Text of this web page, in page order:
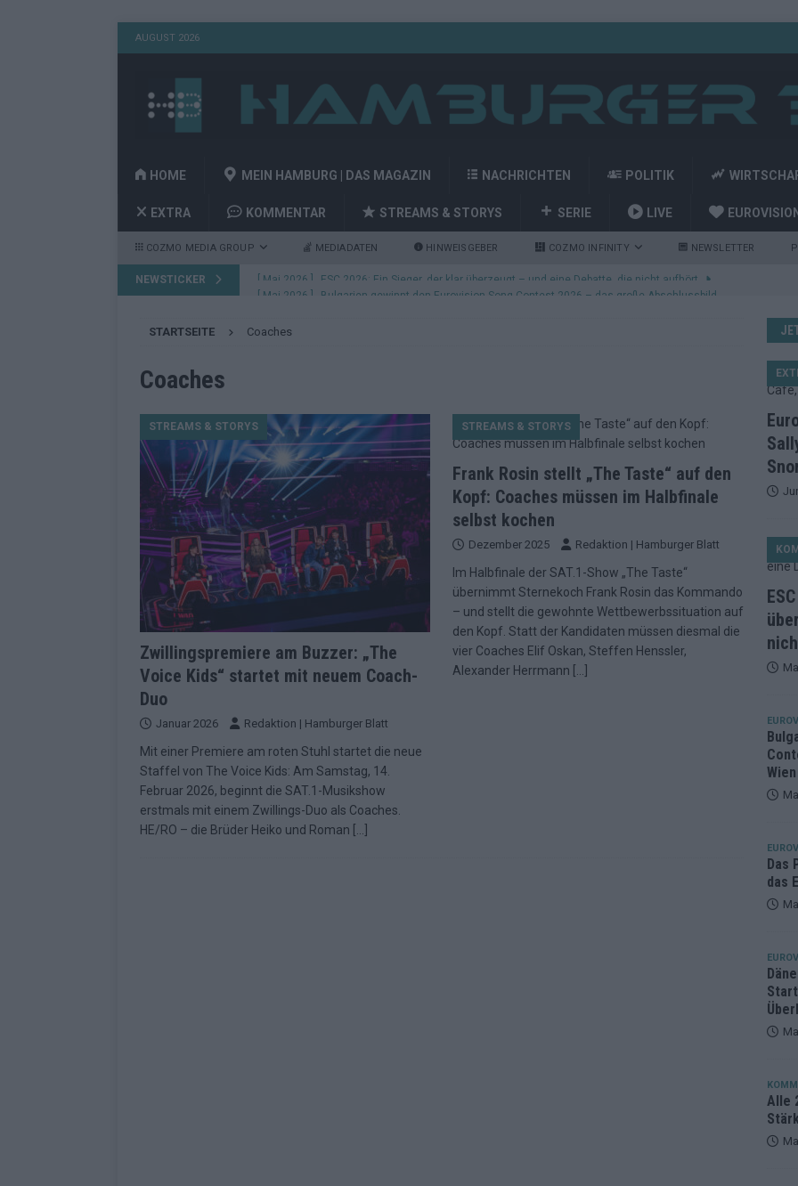
AUGUST 2026
HOME MEIN HAMBURG | DAS MAGAZIN NACHRICHTEN POLITIK
EXTRA KOMMENTAR STREAMS & STORYS SERIE LIVE EUROVISION
COZMO MEDIA GROUP MEDIADATEN HINWEISGEBER COZMO INFINITY NEWSLETTER
NEWSTICKER [ Mai 2026 ] Bulgarien gewinnt den Eurovision Song Contest 2026 – das große Abschlussbild
2026 im Überblick EUROVISION
[ Mai 2026 ] Alle 25 ESC-Finalisten auf dem Prüfstand: Stärken, Schwächen und unsere Tipps
KOMMENTAR
[ Mai 2026 ] Vier Sieger gleichzeitig, Manipulationsverdacht, Jury-Comeback: Die turbulente
Geschichte der ESC-Wertung EUROVISION
[ Mai 2026 ] Das Warten hat ein Ende: ESC 2026 – alle 26 Finalteilnehmer für Wien im Überblick
[ Mai 2026 ] „Unknown“ war stark, der Rest war nett: Das zweite ESC-Halbfinale im
redaktionellen Urteil KOMMENTAR
EXTRA
[ Juni 2026 ] Europa-Park 2026: 18 Themenbereiche, Sallys Café, Westernbrauerei und Snorri im
Kino EXTRA
[ Mai 2026 ] ESC 2026: Ein Sieger, der klar überzeugt – und eine Debatte, die nicht aufhört
STARTSEITE Coaches
Coaches
STREAMS & STORYS
Zwillingspremiere am Buzzer: „The
Voice Kids“ startet mit neuem Coach-
Duo
Januar 2026 Redaktion | Hamburger Blatt
Mit einer Premiere am roten Stuhl startet die neue
Staffel von The Voice Kids: Am Samstag, 14.
Februar 2026, beginnt die SAT.1-Musikshow
erstmals mit einem Zwillings-Duo als Coaches.
HE/RO – die Brüder Heiko und Roman
STREAMS & STORYS
Frank Rosin stellt „The Taste“ auf den
Kopf: Coaches müssen im Halbfinale
selbst kochen
Dezember 2025 Redaktion | Hamburger Blatt
Im Halbfinale der SAT.1-Show „The Taste“
übernimmt Sternekoch Frank Rosin das Kommando
– und stellt die gewohnte Wettbewerbssituation auf
den Kopf. Statt der Kandidaten müssen diesmal die
vier Coaches Elif Oskan, Steffen Henssler,
Alexander Herrmann
Wien
Das
das
Alle